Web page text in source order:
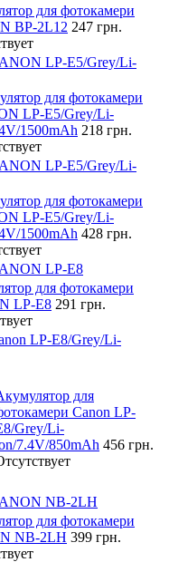
для фотокамери
BP-2L12 247 грн.
LP-E5/Grey/Li-
для фотокамери
LP-E5/Grey/Li-
1500mAh 218 грн.
LP-E5/Grey/Li-
для фотокамери
LP-E5/Grey/Li-
1500mAh 428 грн.
LP-E8
для фотокамери
LP-E8 291 грн.
LP-E8/Grey/Li-
для
Canon LP-
Grey/Li-
7.4V/850mAh 456 грн.
NB-2LH
для фотокамери
NB-2LH 399 грн.